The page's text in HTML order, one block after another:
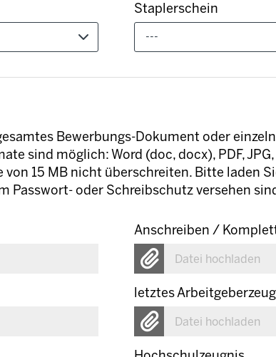
Staplerschein
---
Bewerbungs-Dokument oder
sind möglich: Word (doc, docx), PDF, JPG,
15 MB nicht überschreiten. Bitte laden
Passwort- oder Schreibschutz versehen
Anschreiben /
Datei hochladen
letztes
Datei hochladen